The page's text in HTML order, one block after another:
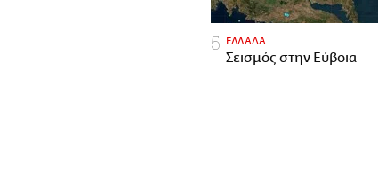
ΕΛΛΑΔΑ
Σεισμός στην Εύβοια